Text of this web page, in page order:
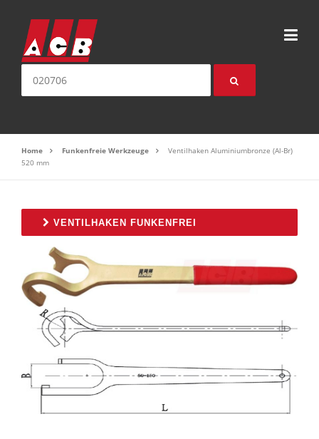
Home Funkenfreie Werkzeuge
Ventilhaken Aluminiumbronze (Al-Br)
520 mm
VENTILHAKEN FUNKENFREI